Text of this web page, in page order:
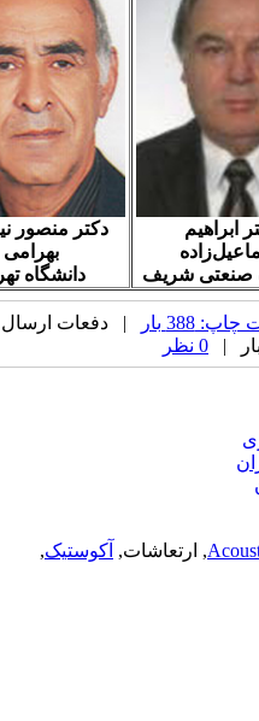
شریف
دکتر منصور نیکخواه
دانشگاه تهران
| دفعات ارسال
آکوستیک